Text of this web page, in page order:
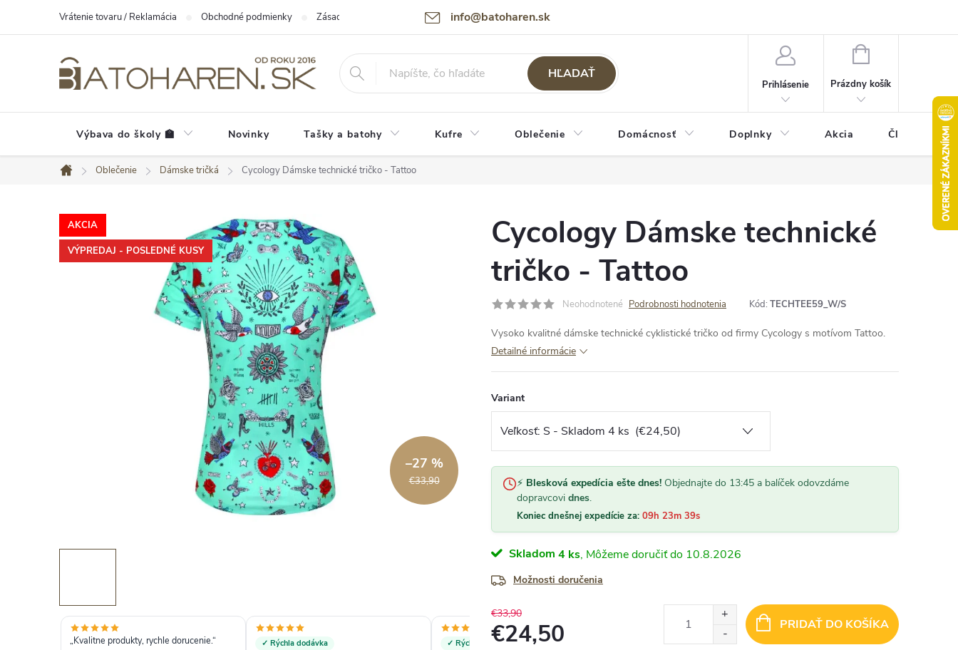
info@batoharen.sk
Vrátenie tovaru / Reklamácia Obchodné podmienky Zásady spracovania osobných údajov (GDPR) Podmienky použitia webu
HĽADAŤ
Prihlásenie
NÁKUPNÝ
Prázdny košík
Výbava do školy 🏫 Novinky Tašky a batohy Kufre Oblečenie Domácnosť Doplnky Akcia Články
Domov
Oblečenie Dámske tričká Cycology Dámske technické tričko - Tattoo
AKCIA
VÝPREDAJ - POSLEDNÉ KUSY
€33,90
–27 %
„Kvalitne produkty, rychle dorucenie.“ ✓ Rýchla dodávka ✓ Rýchlosť
„Tovar mi bol doručený kuriérom až ku
„Rýchlosť - nasledujuci deň som
Cycology Dámske technické
tričko - Tattoo
Neohodnotené Podrobnosti hodnotenia Kód: TECHTEE59_W/S
Vysoko kvalitné dámske technické cyklistické tričko od firmy Cycology s motívom Tattoo.
Detailné informácie
Variant
⚡ Blesková expedícia ešte dnes! Objednajte do 13:45 a balíček odovzdáme
dopravcovi dnes.
Koniec dnešnej expedície za: 09h 23m 38s
Skladom 4 ks 10.8.2026
Možnosti doručenia
€33,90
€24,50 PRIDAŤ DO KOŠÍKA